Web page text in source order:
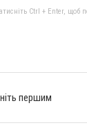
Ctrl + Enter, щоб
першим